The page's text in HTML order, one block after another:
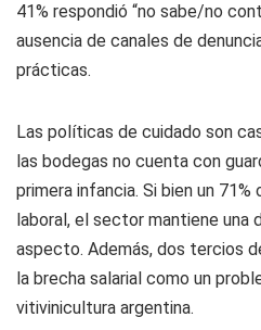
41% respondió “no sabe/no
ausencia de canales de
prácticas.
Las políticas de cuidado son
las bodegas no cuenta con
primera infancia. Si bien un
laboral, el sector mantiene una
aspecto. Además, dos tercios
la brecha salarial como un
vitivinicultura argentina.